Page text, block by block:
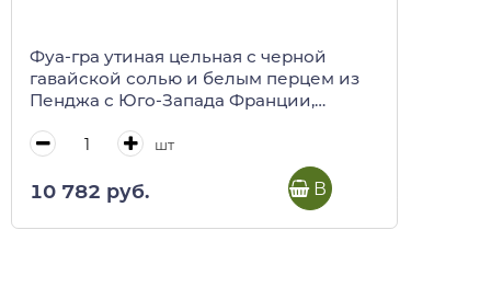
Фуа-гра утиная цельная с черной
гавайской солью и белым перцем из
Пенджа с Юго-Запада Франции,
шт
10 782 руб. В корзину